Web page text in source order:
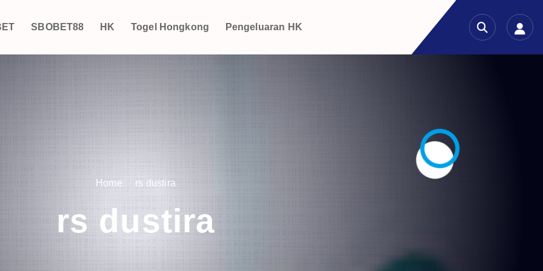
SBOBET88 HK Togel Hongkong Pengeluaran HK
Home rs dustira
rs dustira